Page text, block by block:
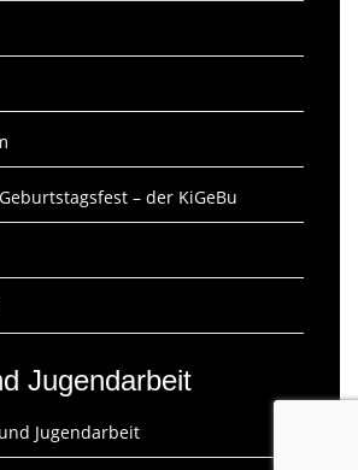
– der KiGeBu
Jugendarbeit
Jugendarbeit